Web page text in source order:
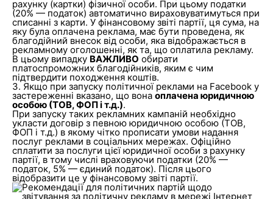
рахунку (картки) фізичної особи. При цьому податки
(20% — податок) автоматично вираховуватимуться при
списанні з карти. У фінансовому звіті партії, ця сума, на
яку була оплачена реклама, має бути проведена, як
благодійний внесок від особи, яка відображається в
рекламному оголошенні, як та, що оплатила рекламу.
В цьому випадку ВАЖЛИВО обирати
платоспроможних благодійників, яким є чим
підтвердити походження коштів.
3. Якщо при запуску політичної реклами на Facebook у
застереженні вказано, що вона оплачена юридичною
особою (ТОВ, ФОП і т.д.).
При запуску таких рекламних кампаній необхідно
укласти договір з певною юридичною особою (ТОВ,
ФОП і т.д.) в якому чітко прописати умови надання
послуг реклами в соціальних мережах. Офіційно
сплатити за послуги цієї юридичної особи з рахунку
партії, в тому числі враховуючи податки (20% —
податок, 5% — єдиний податок). Після цього
відобразити це у фінансовому звіті партії.